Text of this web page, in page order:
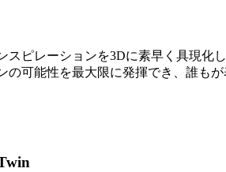
スピレーションを3Dに素早く具現
可能性を最大限に発揮でき、誰もが